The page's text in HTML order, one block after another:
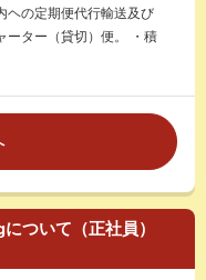
ヘの定期便代行輸送及び
ーター（貸切）便。 ・積
ついて（正社員）